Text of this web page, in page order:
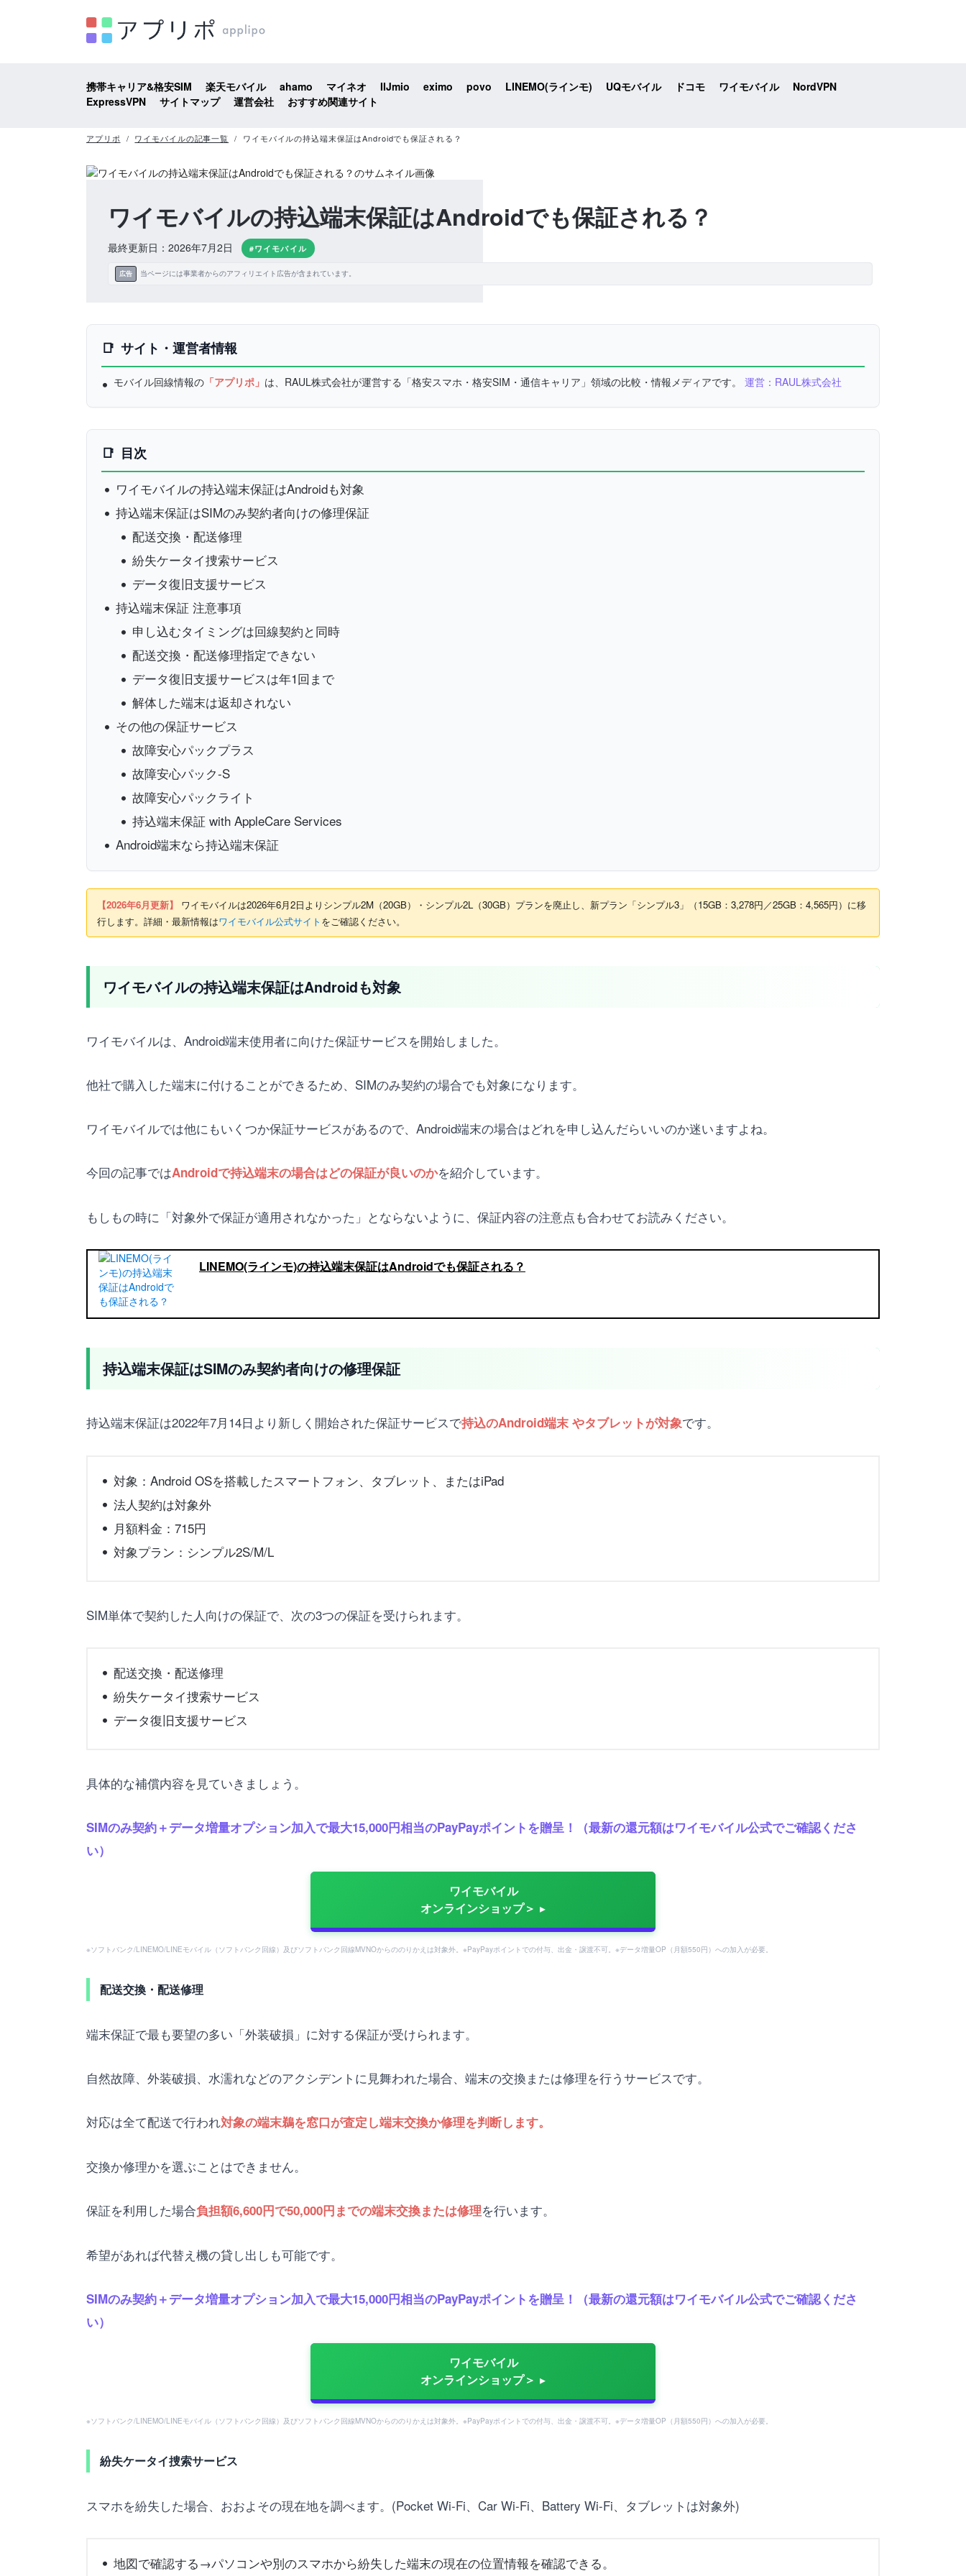
携帯キャリア&格安SIM 楽天モバイル ahamo マイネオ IIJmio eximo povo LINEMO(ラインモ) UQモバイル ドコモ ワイモバイル
NordVPN
ExpressVPN
サイトマップ 運営会社 おすすめ関連サイト
アプリポ ワイモバイルの記事一覧 ワイモバイルの持込端末保証はAndroidでも保証される？
ワイモバイルの持込端末保証はAndroidでも保証される？
最終更新日：2026年7月2日 #ワイモバイル
広告 当ページには事業者からのアフィリエイト広告が含まれています。
サイト・運営者情報
モバイル回線情報の 「アプリポ」 は、RAUL株式会社が運営する「格安スマホ・格安SIM・通信キャリア」領域の比較・情報メディアです。 運営：RAUL株式会社
目次
ワイモバイルの持込端末保証はAndroidも対象
持込端末保証はSIMのみ契約者向けの修理保証
配送交換・配送修理
紛失ケータイ捜索サービス
データ復旧支援サービス
持込端末保証 注意事項
申し込むタイミングは回線契約と同時
配送交換・配送修理指定できない
データ復旧支援サービスは年1回まで
解体した端末は返却されない
その他の保証サービス
故障安心パックプラス
故障安心パック-S
故障安心パックライト
持込端末保証 with AppleCare Services
Android端末なら持込端末保証
【2026年6月更新】
ワイモバイルは2026年6月2日よりシンプル2M（20GB）・シンプル2L（30GB）プランを廃止し、新プラン「シンプル3」（15GB：3,278円／25GB：4,565円）に移
行します。詳細・最新情報はワイモバイル公式サイト をご確認ください。
ワイモバイルの持込端末保証はAndroidも対象
ワイモバイルは、Android端末使用者に向けた保証サービスを開始しました。
他社で購入した端末に付けることができるため、SIMのみ契約の場合でも対象になります。
ワイモバイルでは他にもいくつか保証サービスがあるので、Android端末の場合はどれを申し込んだらいいのか迷いますよね。
今回の記事ではAndroidで持込端末の場合はどの保証が良いのかを紹介しています。
もしもの時に「対象外で保証が適用されなかった」とならないように、保証内容の注意点も合わせてお読みください。
LINEMO(ラインモ)の持込端末保証はAndroidでも保証される？
持込端末保証はSIMのみ契約者向けの修理保証
持込端末保証は2022年7月14日より新しく開始された保証サービスで持込のAndroid端末 やタブレットが対象です。
対象：Android OSを搭載したスマートフォン、タブレット、またはiPad
法人契約は対象外
月額料金：715円
対象プラン：シンプル2S/M/L
SIM単体で契約した人向けの保証で、次の3つの保証を受けられます。
配送交換・配送修理
紛失ケータイ捜索サービス
データ復旧支援サービス
具体的な補償内容を見ていきましょう。
SIMのみ契約＋データ増量オプション加入で最大15,000円相当のPayPayポイントを贈呈！（最新の還元額はワイモバイル公式でご確認くださ
い）
ワイモバイル
オンラインショップ＞
※ソフトバンク/LINEMO/LINEモバイル（ソフトバンク回線）及びソフトバンク回線MVNOからののりかえは対象外。※PayPayポイントでの付与、出金・譲渡不可。※データ増量OP（月額550円）への加入が必要。
配送交換・配送修理
端末保証で最も要望の多い「外装破損」に対する保証が受けられます。
自然故障、外装破損、水濡れなどのアクシデントに見舞われた場合、端末の交換または修理を行うサービスです。
対応は全て配送で行われ対象の端末鵜を窓口が査定し端末交換か修理を判断します。
交換か修理かを選ぶことはできません。
保証を利用した場合負担額6,600円で50,000円までの端末交換または修理を行います。
希望があれば代替え機の貸し出しも可能です。
SIMのみ契約＋データ増量オプション加入で最大15,000円相当のPayPayポイントを贈呈！（最新の還元額はワイモバイル公式でご確認くださ
い）
ワイモバイル
オンラインショップ＞
※ソフトバンク/LINEMO/LINEモバイル（ソフトバンク回線）及びソフトバンク回線MVNOからののりかえは対象外。※PayPayポイントでの付与、出金・譲渡不可。※データ増量OP（月額550円）への加入が必要。
紛失ケータイ捜索サービス
スマホを紛失した場合、おおよその現在地を調べます。(Pocket Wi-Fi、Car Wi-Fi、Battery Wi-Fi、タブレットは対象外)
地図で確認する→パソコンや別のスマホから紛失した端末の現在の位置情報を確認できる。